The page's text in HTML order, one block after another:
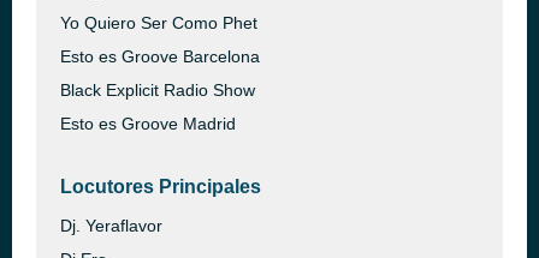
Yo Quiero Ser Como Phet
Esto es Groove Barcelona
Black Explicit Radio Show
Esto es Groove Madrid
Locutores Principales
Dj. Yeraflavor